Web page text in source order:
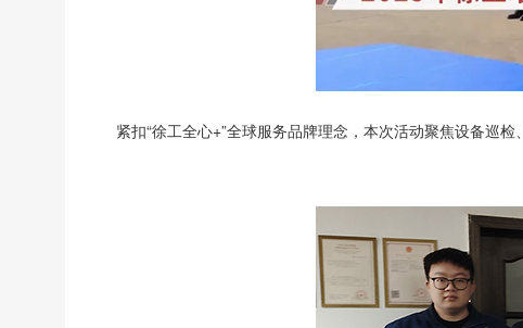
紧扣“徐工全心+”全球服务品牌理念，本次活动聚焦设备巡